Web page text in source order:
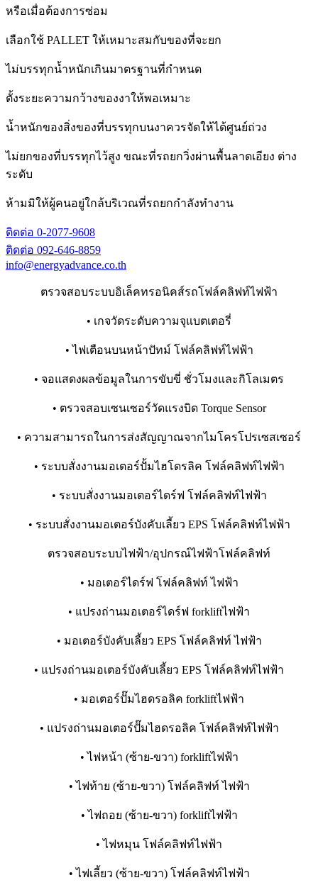
หรือเมื่อต้องการซ่อม
เลือกใช้ PALLET ให้เหมาะสมกับของที่จะยก
ไม่บรรทุกน้ำหนักเกินมาตรฐานที่กำหนด
ตั้งระยะความกว้างของงาให้พอเหมาะ
น้ำหนักของสิ่งของที่บรรทุกบนงาควรจัดให้ได้ศูนย์ถ่วง
ไม่ยกของที่บรรทุกไว้สูง ขณะที่รถยกวิ่งผ่านพื้นลาดเอียง ต่าง
ระดับ
ห้ามมิให้ผู้คนอยู่ใกล้บริเวณที่รถยกกำลังทำงาน
ติดต่อ 0-2077-9608
ติดต่อ 092-646-8859
info@energyadvance.co.th
ตรวจสอบระบบอิเล็คทรอนิคส์รถโฟล์คลิฟท์ไฟฟ้า
• เกจวัดระดับความจุแบตเตอรี่
• ไฟเตือนบนหน้าปัทม์ โฟล์คลิฟท์ไฟฟ้า
• จอแสดงผลข้อมูลในการขับขี่ ชั่วโมงและกิโลเมตร
• ตรวจสอบเซนเซอร์วัดแรงบิด Torque Sensor
• ความสามารถในการส่งสัญญาณจากไมโครโปรเซสเซอร์
• ระบบสั่งงานมอเตอร์ปั้มไฮโดรลิค โฟล์คลิฟท์ไฟฟ้า
• ระบบสั่งงานมอเตอร์ไดร์ฟ โฟล์คลิฟท์ไฟฟ้า
• ระบบสั่งงานมอเตอร์บังคับเลี้ยว EPS โฟล์คลิฟท์ไฟฟ้า
ตรวจสอบระบบไฟฟ้า/อุปกรณ์ไฟฟ้าโฟล์คลิฟท์
• มอเตอร์ไดร์ฟ โฟล์คลิฟท์ ไฟฟ้า
• แปรงถ่านมอเตอร์ไดร์ฟ forkliftไฟฟ้า
• มอเตอร์บังคับเลี้ยว EPS โฟล์คลิฟท์ ไฟฟ้า
• แปรงถ่านมอเตอร์บังคับเลี้ยว EPS โฟล์คลิฟท์ไฟฟ้า
• มอเตอร์ปั๊มไฮดรอลิค forkliftไฟฟ้า
• แปรงถ่านมอเตอร์ปั๊มไฮดรอลิค โฟล์คลิฟท์ไฟฟ้า
• ไฟหน้า (ซ้าย-ขวา) forkliftไฟฟ้า
• ไฟท้าย (ซ้าย-ขวา) โฟล์คลิฟท์ ไฟฟ้า
• ไฟถอย (ซ้าย-ขวา) forkliftไฟฟ้า
• ไฟหมุน โฟล์คลิฟท์ไฟฟ้า
• ไฟเลี้ยว (ซ้าย-ขวา) โฟล์คลิฟท์ไฟฟ้า